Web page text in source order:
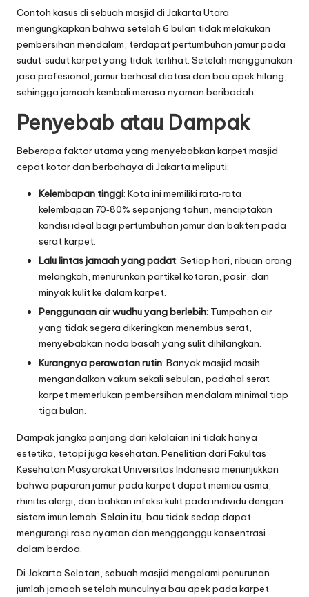
Contoh kasus di sebuah masjid di Jakarta Utara
mengungkapkan bahwa setelah 6 bulan tidak melakukan
pembersihan mendalam, terdapat pertumbuhan jamur pada
sudut‑sudut karpet yang tidak terlihat. Setelah menggunakan
jasa profesional, jamur berhasil diatasi dan bau apek hilang,
sehingga jamaah kembali merasa nyaman beribadah.
Penyebab atau Dampak
Beberapa faktor utama yang menyebabkan karpet masjid
cepat kotor dan berbahaya di Jakarta meliputi:
Kelembapan tinggi: Kota ini memiliki rata‑rata
kelembapan 70‑80% sepanjang tahun, menciptakan
kondisi ideal bagi pertumbuhan jamur dan bakteri pada
serat karpet.
Lalu lintas jamaah yang padat: Setiap hari, ribuan orang
melangkah, menurunkan partikel kotoran, pasir, dan
minyak kulit ke dalam karpet.
Penggunaan air wudhu yang berlebih: Tumpahan air
yang tidak segera dikeringkan menembus serat,
menyebabkan noda basah yang sulit dihilangkan.
Kurangnya perawatan rutin: Banyak masjid masih
mengandalkan vakum sekali sebulan, padahal serat
karpet memerlukan pembersihan mendalam minimal tiap
tiga bulan.
Dampak jangka panjang dari kelalaian ini tidak hanya
estetika, tetapi juga kesehatan. Penelitian dari Fakultas
Kesehatan Masyarakat Universitas Indonesia menunjukkan
bahwa paparan jamur pada karpet dapat memicu asma,
rhinitis alergi, dan bahkan infeksi kulit pada individu dengan
sistem imun lemah. Selain itu, bau tidak sedap dapat
mengurangi rasa nyaman dan mengganggu konsentrasi
dalam berdoa.
Di Jakarta Selatan, sebuah masjid mengalami penurunan
jumlah jamaah setelah munculnya bau apek pada karpet